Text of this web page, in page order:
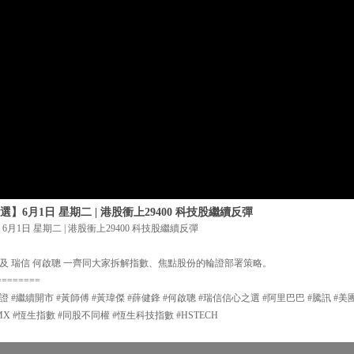
】6月1日 星期二 | 港股衝上29400 科技股繼續反彈
月1日 星期二 | 港股衝上29400 科技股繼續反彈
瑞信 何啟聰 一齊同大家拆解指數、焦點股份的輪證部署策略。
#繼續開市 #黃師傅 #黃瑋傑 #薛健鋒 #何啟聰 #瑞信信心之選 #阿里巴巴 #騰訊 #美
#恆生指數 #同股不同權 #恆生科技指數 #HSTECH